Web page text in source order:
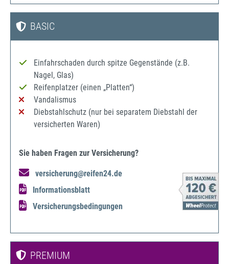
BASIC
Einfahrschaden durch spitze Gegenstände (z.B.
Nagel, Glas)
Reifenplatzer (einen „Platten“)
Vandalismus
Diebstahlschutz (nur bei separatem Diebstahl der
versicherten Waren)
Sie haben Fragen zur Versicherung?
versicherung@reifen24.de
Informationsblatt
Versicherungsbedingungen
PREMIUM